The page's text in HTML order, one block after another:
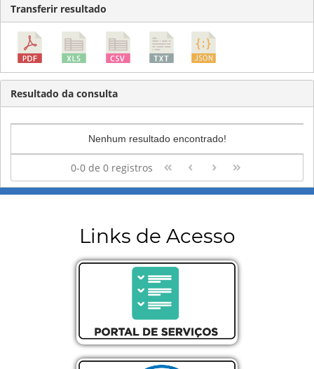
Transferir resultado
Resultado da consulta
Nenhum resultado encontrado!
0-0 de 0 registros
Links de Acesso
Portal de Serviços